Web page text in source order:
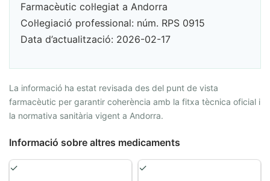
Farmacèutic col·legiat a Andorra
Col·legiació professional: núm. RPS 0915
Data d’actualització: 2026-02-17
La informació ha estat revisada des del punt de vista
farmacèutic per garantir coherència amb la fitxa tècnica oficial i
la normativa sanitària vigent a Andorra.
Informació sobre altres medicaments